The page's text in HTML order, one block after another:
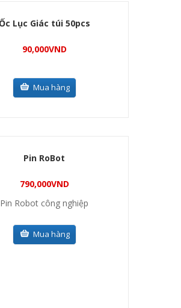
Lục Giác túi 50pcs
90,000VND
Mua hàng
Pin RoBot
790,000VND
Pin Robot công nghiệp
Mua hàng